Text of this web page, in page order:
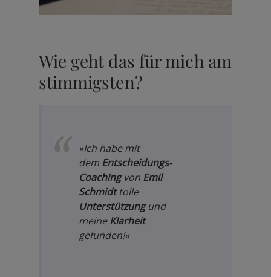
Wie geht das für mich am
stimmigsten?
»Ich habe mit
dem Entscheidungs-
Coachingvon Emil
Schmidttolle
Unterstützungund
meineKlarheit
gefunden!«